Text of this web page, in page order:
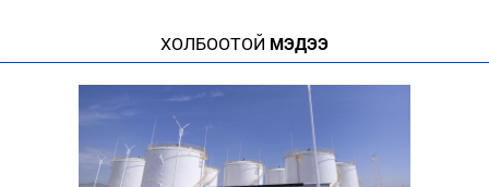
ХОЛБООТОЙ МЭДЭЭ